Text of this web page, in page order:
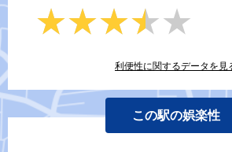
★★★★★
★★★★★
利便性に関するデータを見
この駅の娯楽性